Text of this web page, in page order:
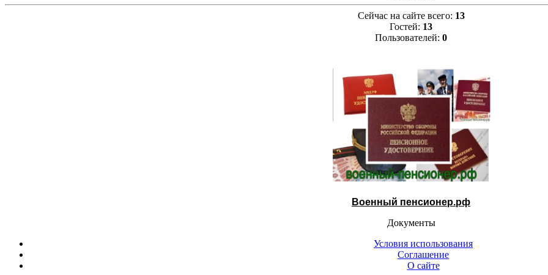
Сейчас на сайте всего: 13
Гостей: 13
Пользователей: 0
Военный пенсионер.рф
Документы
Условия использования
Соглашение
О сайте